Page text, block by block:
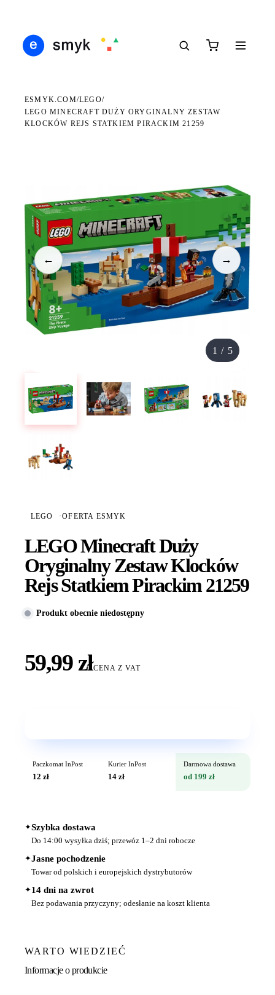
ESMYK.COM/LEGO/
LEGO MINECRAFT DUŻY ORYGINALNY ZESTAW
KLOCKÓW REJS STATKIEM PIRACKIM 21259
← →
1 / 5
LEGO ·OFERTA ESMYK
LEGO Minecraft Duży
Oryginalny Zestaw Klocków
Rejs Statkiem Pirackim 21259
Produkt obecnie niedostępny
59,99 złCENA Z VAT
Paczkomat InPost
12 zł
Kurier InPost
14 zł
Darmowa dostawa
od 199 zł
✦Szybka dostawa
Do 14:00 wysyłka dziś; przewóz 1–2 dni robocze
✦Jasne pochodzenie
Towar od polskich i europejskich dystrybutorów
✦14 dni na zwrot
Bez podawania przyczyny; odesłanie na koszt klienta
WARTO WIEDZIEĆ
Informacje o produkcie